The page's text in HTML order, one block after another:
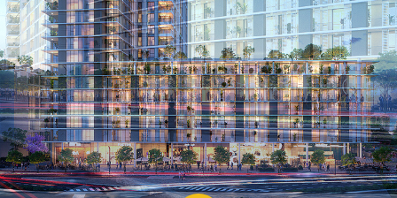
קשרי
משקיעים
אחריות
תאגידית
מדיה